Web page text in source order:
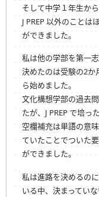
そして中学１年生か
J PREP以外のことは
ができました。
私は他の学部を第一
決めたのは受験の2か
ら始めました。
文化構想学部の過去
たが、 J PREP で培っ
空欄補充は単語の意
ていたことでついた
ができました。
私は進路を決めるの
いる中、決まってい